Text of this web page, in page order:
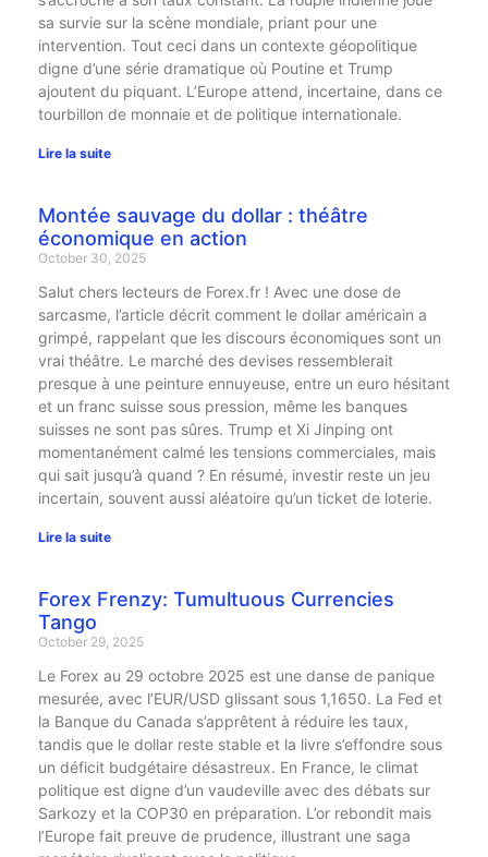
sa survie sur la scène mondiale, priant pour une
intervention. Tout ceci dans un contexte géopolitique
digne d’une série dramatique où Poutine et Trump
ajoutent du piquant. L’Europe attend, incertaine, dans ce
tourbillon de monnaie et de politique internationale.
Lire la suite
Montée sauvage du dollar : théâtre
économique en action
October 30, 2025
Salut chers lecteurs de Forex.fr ! Avec une dose de
sarcasme, l’article décrit comment le dollar américain a
grimpé, rappelant que les discours économiques sont un
vrai théâtre. Le marché des devises ressemblerait
presque à une peinture ennuyeuse, entre un euro hésitant
et un franc suisse sous pression, même les banques
suisses ne sont pas sûres. Trump et Xi Jinping ont
momentanément calmé les tensions commerciales, mais
qui sait jusqu’à quand ? En résumé, investir reste un jeu
incertain, souvent aussi aléatoire qu’un ticket de loterie.
Lire la suite
Forex Frenzy: Tumultuous Currencies
Tango
October 29, 2025
Le Forex au 29 octobre 2025 est une danse de panique
mesurée, avec l’EUR/USD glissant sous 1,1650. La Fed et
la Banque du Canada s’apprêtent à réduire les taux,
tandis que le dollar reste stable et la livre s’effondre sous
un déficit budgétaire désastreux. En France, le climat
politique est digne d’un vaudeville avec des débats sur
Sarkozy et la COP30 en préparation. L’or rebondit mais
l’Europe fait preuve de prudence, illustrant une saga